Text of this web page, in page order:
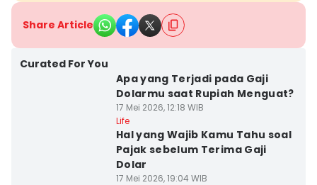
Share Article
Curated For You
Apa yang Terjadi pada Gaji
Dolarmu saat Rupiah Menguat?
17 Mei 2026, 12:18 WIB
Life
Hal yang Wajib Kamu Tahu soal
Pajak sebelum Terima Gaji
Dolar
17 Mei 2026, 19:04 WIB